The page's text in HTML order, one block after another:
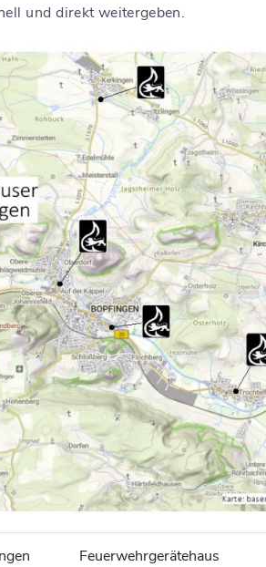
und direkt weitergeben.
Feuerwehrgerätehaus